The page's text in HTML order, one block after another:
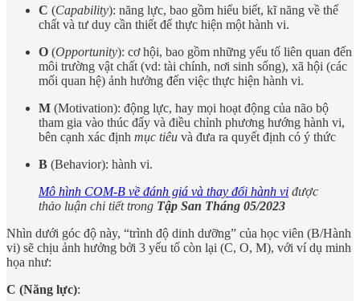
C (Capability): năng lực, bao gồm hiểu biết, kĩ năng về thể
chất và tư duy cần thiết để thực hiện một hành vi.
O (Opportunity): cơ hội, bao gồm những yếu tố liên quan đến
môi trường vật chất (vd: tài chính, nơi sinh sống), xã hội (các
mối quan hệ) ảnh hưởng đến việc thực hiện hành vi.
M (Motivation): động lực, hay mọi hoạt động của não bộ
tham gia vào thúc đẩy và điều chỉnh phương hướng hành vi,
bên cạnh xác định mục tiêu và đưa ra quyết định có ý thức
B (Behavior): hành vi.
Mô hình COM-B về đánh giá và thay đổi hành vi được
thảo luận chi tiết trong Tập San Tháng 05/2023
Nhìn dưới góc độ này, “trình độ dinh dưỡng” của học viên (B/Hành
vi) sẽ chịu ảnh hưởng bởi 3 yếu tố còn lại (C, O, M), với ví dụ minh
họa như:
C (Năng lực):